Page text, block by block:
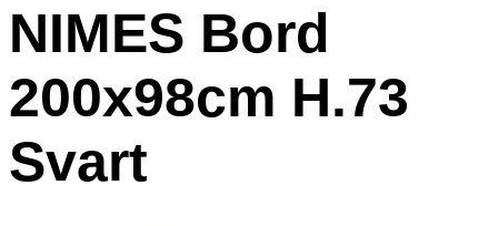
NIMES Bord
200x98cm H.73
Svart